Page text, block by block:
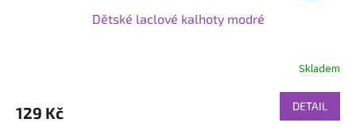
Dětské laclové kalhoty modré
Skladem
129 Kč DETAIL